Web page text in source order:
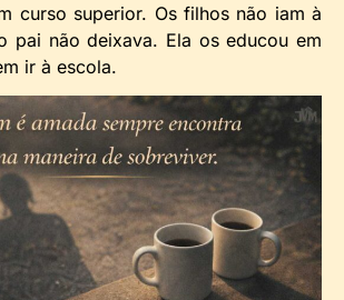
curso superior. Os filhos não iam à
pai não deixava. Ela os educou em
ir à escola.